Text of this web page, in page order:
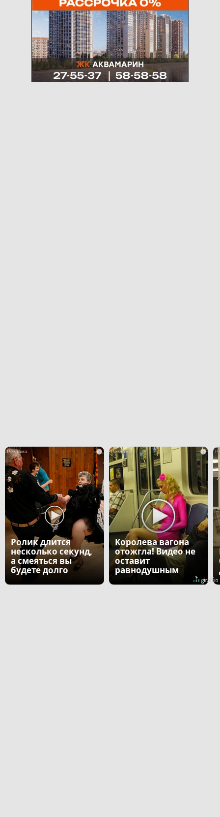
i
Ролик длится
несколько секунд,
а смеяться вы
будете долго
i
Королева вагона
отожгла! Видео не
оставит
равнодушным